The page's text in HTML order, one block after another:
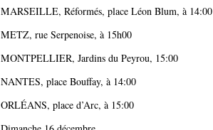
MARSEILLE, Réformés, place Léon Blum, à 14:00
METZ, rue Serpenoise, à 15h00
MONTPELLIER, Jardins du Peyrou, 15:00
NANTES, place Bouffay, à 14:00
ORLÉANS, place d’Arc, à 15:00